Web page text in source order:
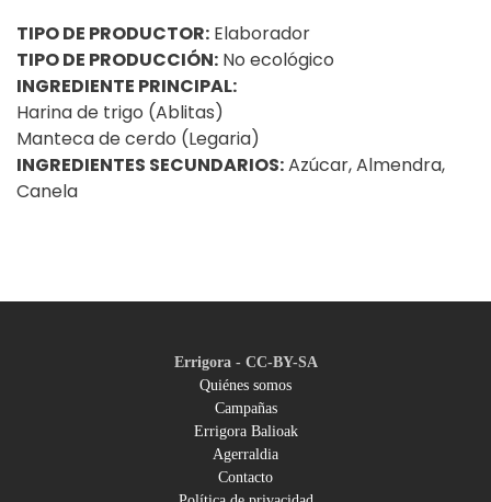
TIPO DE PRODUCTOR: Elaborador
TIPO DE PRODUCCIÓN: No ecológico
INGREDIENTE PRINCIPAL:
Harina de trigo (Ablitas)
Manteca de cerdo (Legaria)
INGREDIENTES SECUNDARIOS:Azúcar, Almendra,
Canela
Footer
menu
Errigora - CC-BY-SA
Quiénes somos
Campañas
Errigora Balioak
Agerraldia
Contacto